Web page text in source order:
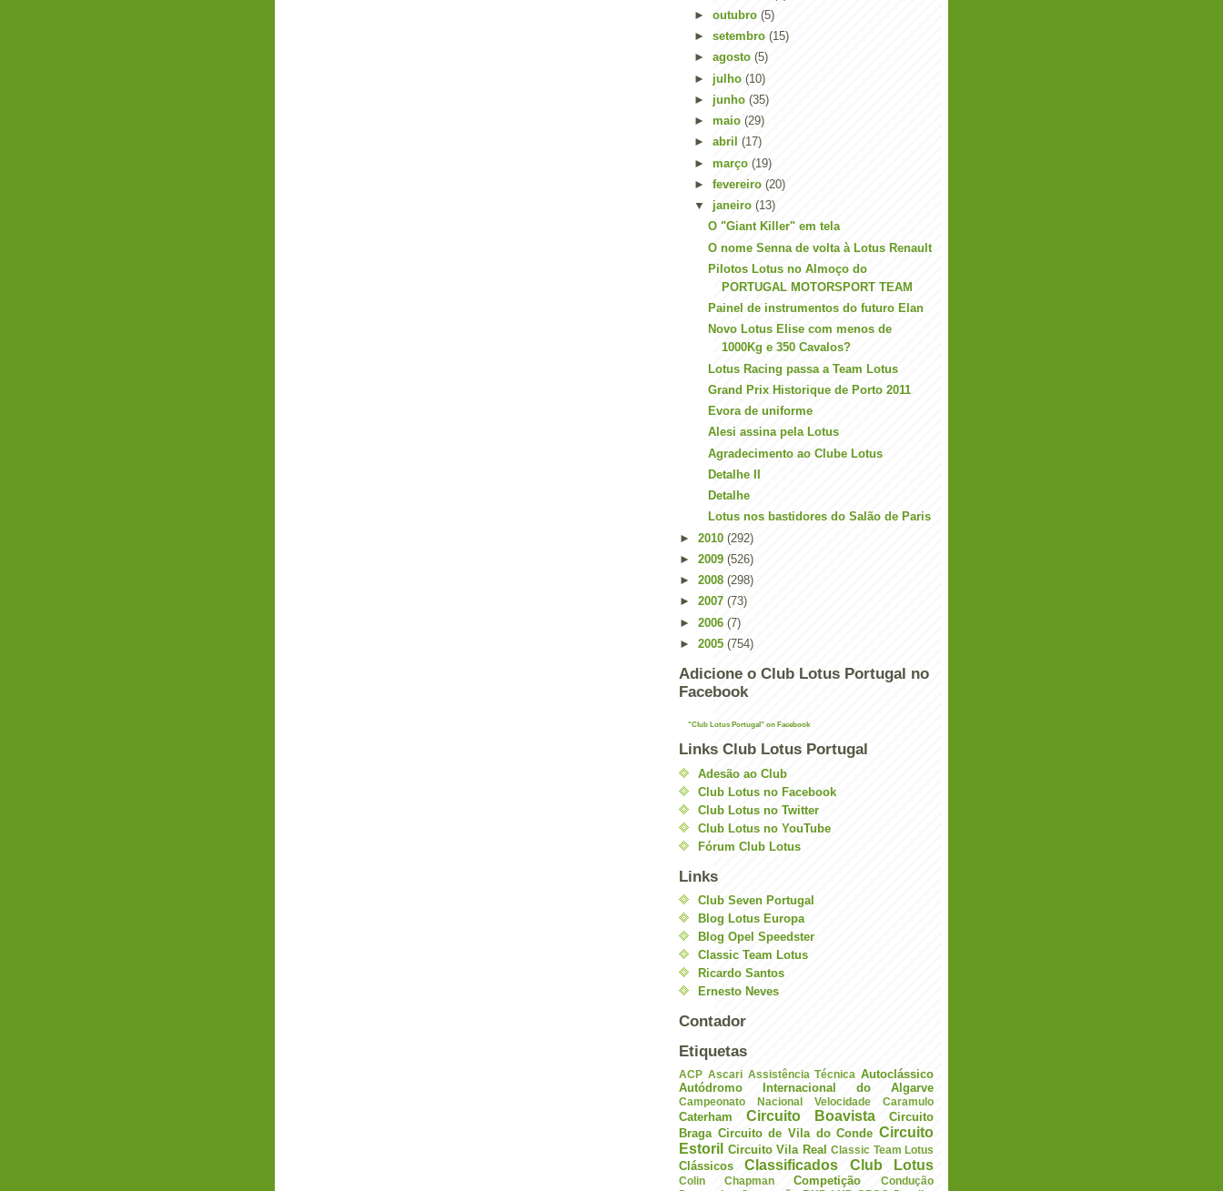
► outubro (5)
► setembro (15)
► agosto (5)
► julho (10)
► junho (35)
► maio (29)
► abril (17)
► março (19)
► fevereiro (20)
▼ janeiro (13)
O "Giant Killer" em tela
O nome Senna de volta à Lotus Renault
Pilotos Lotus no Almoço do
PORTUGAL MOTORSPORT TEAM
Painel de instrumentos do futuro Elan
Novo Lotus Elise com menos de
1000Kg e 350 Cavalos?
Lotus Racing passa a Team Lotus
Grand Prix Historique de Porto 2011
Evora de uniforme
Alesi assina pela Lotus
Agradecimento ao Clube Lotus
Detalhe II
Detalhe
Lotus nos bastidores do Salão de Paris
► 2010 (292)
► 2009 (526)
► 2008 (298)
► 2007 (73)
► 2006 (7)
► 2005 (754)
Adicione o Club Lotus Portugal no
Facebook
"Club Lotus Portugal" on Facebook
Links Club Lotus Portugal
Adesão ao Club
Club Lotus no Facebook
Club Lotus no Twitter
Club Lotus no YouTube
Fórum Club Lotus
Links
Club Seven Portugal
Blog Lotus Europa
Blog Opel Speedster
Classic Team Lotus
Ricardo Santos
Ernesto Neves
Contador
Etiquetas
ACP Ascari Assistência Técnica Autoclássico
Autódromo Internacional do Algarve
Campeonato Nacional Velocidade Caramulo
Caterham Circuito Boavista
Circuito
Braga Circuito de Vila do Conde Circuito
Estoril Circuito Vila Real Classic Team Lotus
Clássicos Classificados Club Lotus
Colin Chapman Competição
Condução